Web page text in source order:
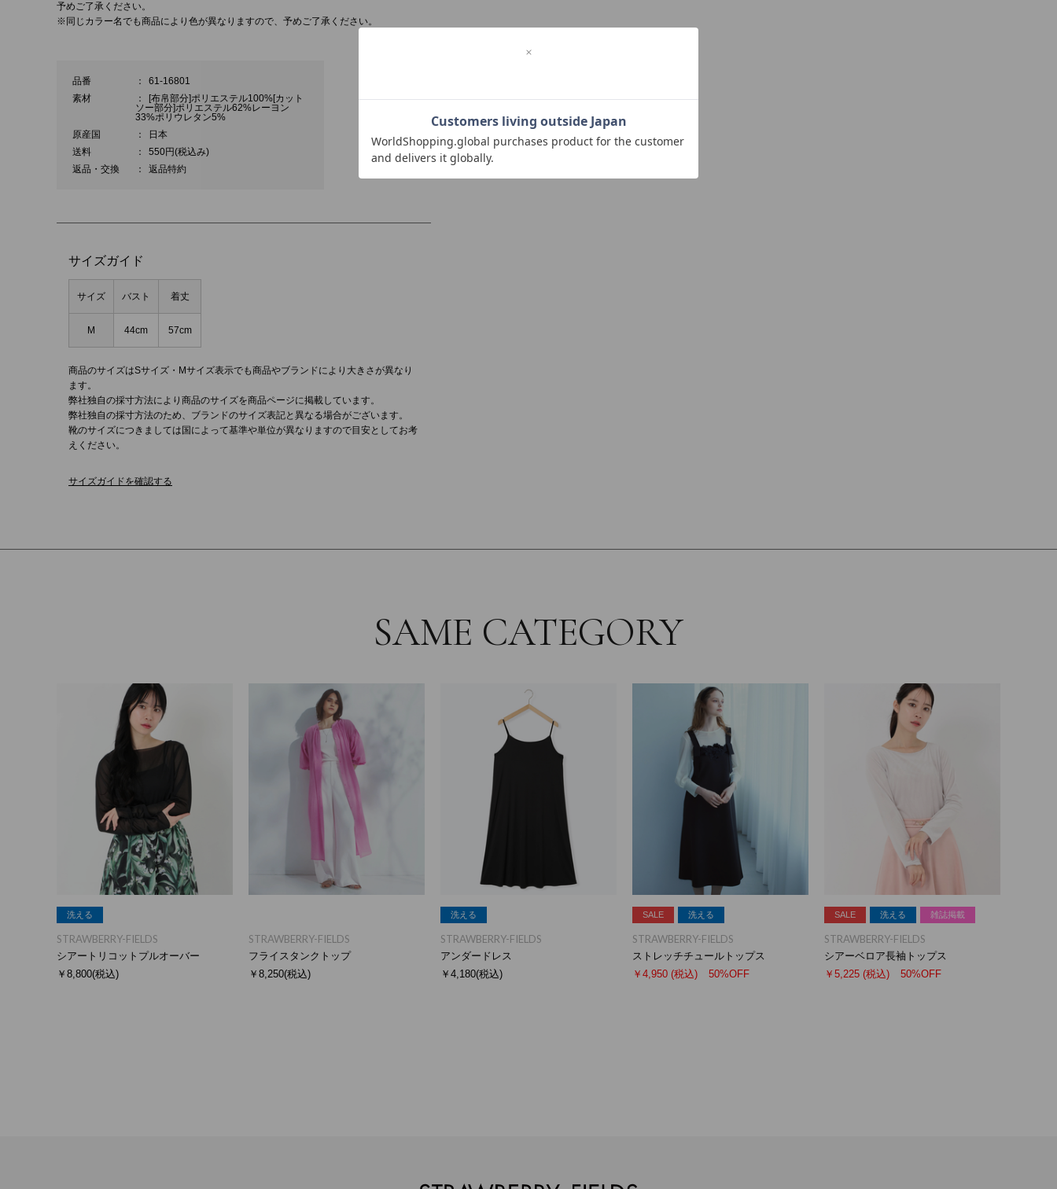
予めご了承ください。
※同じカラー名でも商品により色が異なりますので、予めご了承ください。
品番 ：
61-16801
素材
：
[布帛部分]ポリエステル100%[カット
ソー部分]ポリエステル62%レーヨン
33%ポリウレタン5%
原産国
：
日本
送料
：
550円(税込み)
返品・交換
： 返品特約
サイズガイド
サイズ バスト 着丈
M 44cm 57cm
商品のサイズはSサイズ・Mサイズ表示でも商品やブランドにより大きさが異なり
ます。
弊社独自の採寸方法により商品のサイズを商品ページに掲載しています。
弊社独自の採寸方法のため、ブランドのサイズ表記と異なる場合がございます。
靴のサイズにつきましては国によって基準や単位が異なりますので目安としてお考
えください。
サイズガイドを確認する
SAME CATEGORY
洗える
STRAWBERRY-FIELDS
シアートリコットプルオーバー
￥8,800(税込)
STRAWBERRY-FIELDS
フライスタンクトップ
￥8,250(税込)
洗える
STRAWBERRY-FIELDS
アンダードレス
￥4,180(税込)
SALE 洗える
STRAWBERRY-FIELDS
ストレッチチュールトップス
￥4,950 (税込) 50%OFF
SALE 洗える 雑誌掲載
STRAWBERRY-FIELDS
シアーベロア長袖トップス
￥5,225 (税込) 50%OFF